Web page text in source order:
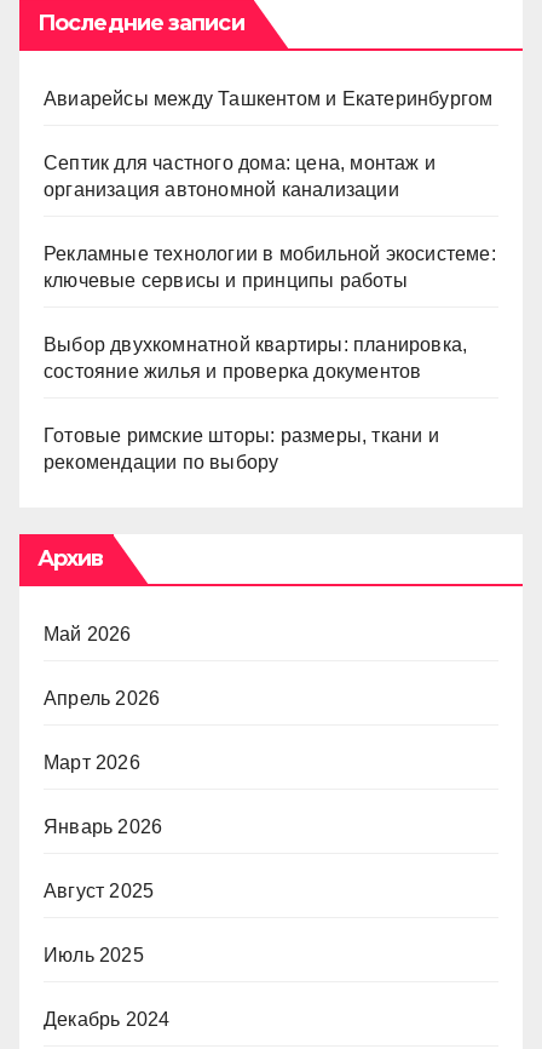
Последние записи
Авиарейсы между Ташкентом и Екатеринбургом
Септик для частного дома: цена, монтаж и
организация автономной канализации
Рекламные технологии в мобильной экосистеме:
ключевые сервисы и принципы работы
Выбор двухкомнатной квартиры: планировка,
состояние жилья и проверка документов
Готовые римские шторы: размеры, ткани и
рекомендации по выбору
Архив
Май 2026
Апрель 2026
Март 2026
Январь 2026
Август 2025
Июль 2025
Декабрь 2024